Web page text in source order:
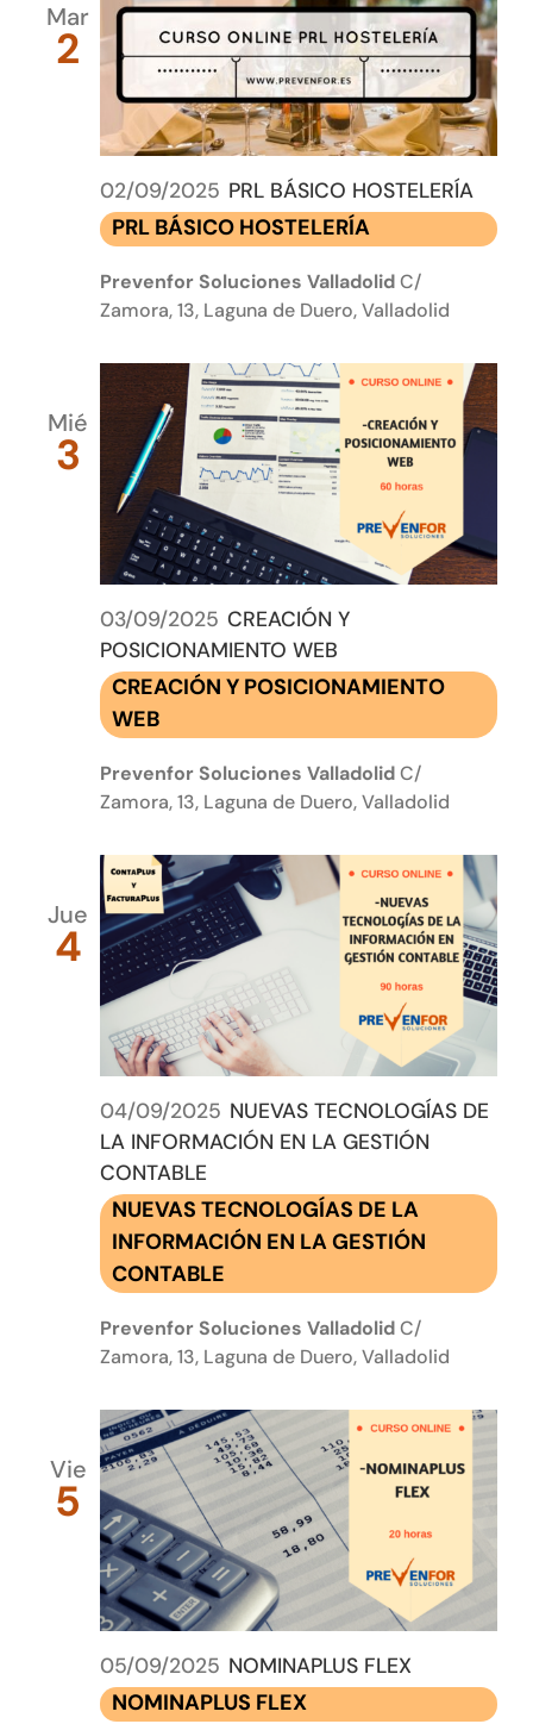
Mar
2
02/09/2025 PRL BÁSICO HOSTELERÍA
PRL BÁSICO HOSTELERÍA
Prevenfor Soluciones ValladolidC/
Zamora, 13, Laguna de Duero, Valladolid
Mié
3
03/09/2025 CREACIÓN Y
POSICIONAMIENTO WEB
CREACIÓN Y POSICIONAMIENTO
WEB
Prevenfor Soluciones ValladolidC/
Zamora, 13, Laguna de Duero, Valladolid
Jue
4
04/09/2025 NUEVAS TECNOLOGÍAS DE
LA INFORMACIÓN EN LA GESTIÓN
CONTABLE
NUEVAS TECNOLOGÍAS DE LA
INFORMACIÓN EN LA GESTIÓN
CONTABLE
Prevenfor Soluciones ValladolidC/
Zamora, 13, Laguna de Duero, Valladolid
Vie
5
05/09/2025 NOMINAPLUS FLEX
NOMINAPLUS FLEX